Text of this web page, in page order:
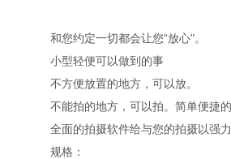
和您约定一切都会让您“放心"。
小型轻便可以做到的事
不方便放置的地方，可以放。
不能拍的地方，可以拍。简单便捷
全面的拍摄软件给与您的拍摄以强
规格：